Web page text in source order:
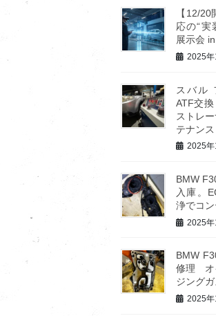
【12/
応の“実
展示会
2025年
スバル
ATF交換
ストレ
テナンス
2025年
BMW
入庫。
浄でコ
2025年
BMW
修理 オ
ジング
2025年